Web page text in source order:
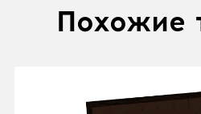
Похожие